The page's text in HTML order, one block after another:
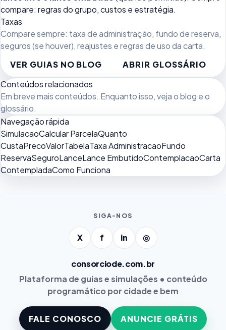
compare: regras do grupo, custos e estratégia.
Taxas
Compare sempre: taxa de administração, fundo de reserva,
seguros (se houver), reajustes e regras de uso da carta.
VER GUIAS NO BLOG
ABRIR GLOSSÁRIO
Conteúdos relacionados
Em breve mais conteúdos. Enquanto isso, vejao blog e o
glossário.
Navegação rápida
SimulacaoCalcular ParcelaQuanto
CustaPrecoValorTabelaTaxa AdministracaoFundo
ReservaSeguroLanceLance EmbutidoContemplacaoCarta
ContempladaComo Funciona
SIGA-NOS
X f in ◎
consorciode.com.br
Plataforma de guias e simulações • conteúdo
programático por cidade e bem
FALE CONOSCO ANUNCIE GRÁTIS